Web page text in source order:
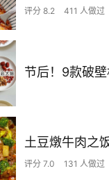
评分 8.2 411 人做过
评分 7.0 131 人做过